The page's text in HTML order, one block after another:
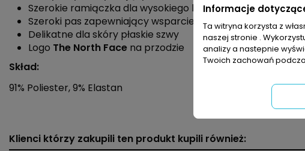
Szerokie ramiączka dla wysokiego komfortu
Szeroki pas zapewniający wsparcie dla biustu
Delikatne dla skóry płaskie szwy
Logo The North Face na przodzie
Skład:
91% Poliester, 9% Elastan
Indeks NF0A824LEFS1
Klienci którzy zakupili ten produkt kupili również:
Informacje
Ta witryna korzysta z
naszej stronie .
analizy a nastepnie
Twoich zachowań